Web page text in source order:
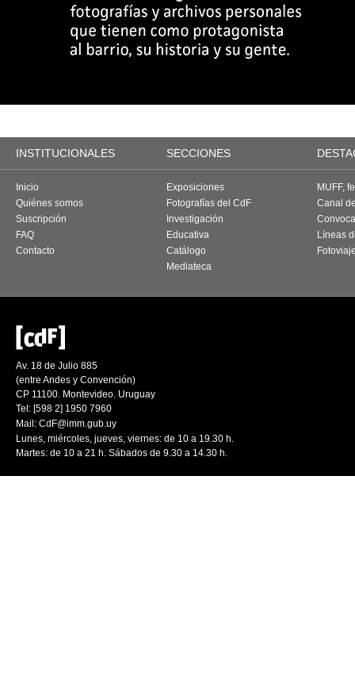
INSTITUCIONALES SECCIONES
Inicio
Quiénes somos
Suscripción
FAQ
Contacto
Exposiciones
Fotografías del CdF
Investigación
Educativa
Catálogo
Mediateca
MUFF,
Canal
Líneas
Av. 18 de Julio 885
(entre Andes y Convención)
CP 11100. Montevideo. Uruguay
Tel: [598 2] 1950 7960
Mail: CdF@imm.gub.uy
Lunes, miércoles, jueves, viernes: de 10 a 19.30 h.
Martes: de 10 a 21 h. Sábados de 9.30 a 14.30 h.